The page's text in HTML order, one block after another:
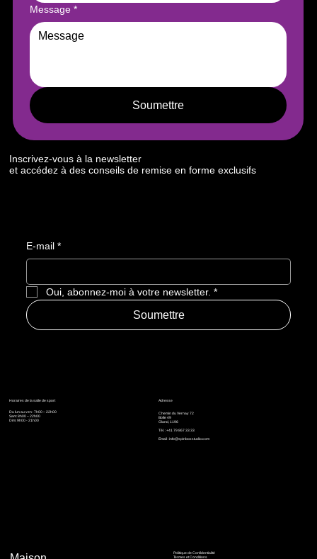
Message *
Soumettre
Inscrivez-vous à la newsletter
et accédez à des conseils de remise en forme exclusifs
E-mail *
Oui, abonnez-moi à votre newsletter. *
Soumettre
Adresse
Chemin du Vernay 72
Boîte 49
Gland, 1196
Tél. : +41 79 867 33 33
Email :info@spinboxstudio.com
Horaires de la salle de sport
Du lun au ven : 7h00 – 22h00
Sam: 8h00 – 22h00
Dim: 9h00 - 21h00
Politique de Confidentialité
Termes et Conditions